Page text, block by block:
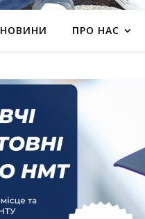
НОВИНИ ПРО НАС